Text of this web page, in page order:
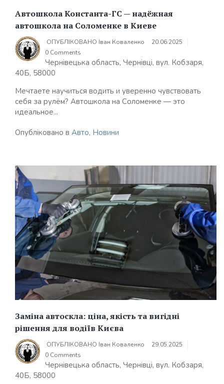
Автошкола Константа-ГС — надёжная
автошкола на Соломенке в Киеве
ОПУБЛІКОВАНО Іван Коваленко
20.06.2025
0 Comments
Чернівецька область, Чернівці, вул. Кобзаря,
40Б, 58000
Мечтаете научиться водить и уверенно чувствовать
себя за рулём? Автошкола на Соломенке — это
идеальное...
Опубліковано в Авто, Новини
Заміна автоскла: ціна, якість та вигідні
рішення для водіїв Києва
ОПУБЛІКОВАНО Іван Коваленко
29.05.2025
0 Comments
Чернівецька область, Чернівці, вул. Кобзаря,
40Б, 58000